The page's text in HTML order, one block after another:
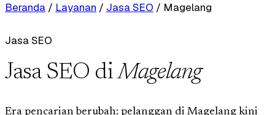
Beranda / Layanan / Jasa SEO / Magelang
Jasa SEO
Jasa SEO diMagelang
Era pencarian berubah: pelanggan di Magelang kini